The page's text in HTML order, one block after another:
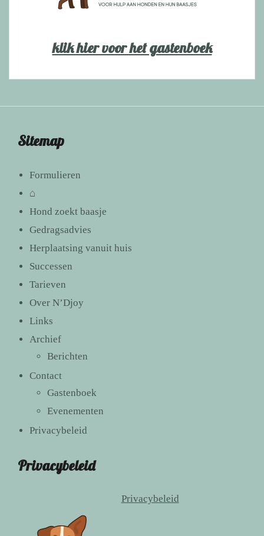
klik hier voor het gastenboek
Sitemap
Formulieren
⌂
Hond zoekt baasje
Gedragsadvies
Herplaatsing vanuit huis
Successen
Tarieven
Over N’Djoy
Links
Archief
Berichten
Contact
Gastenboek
Evenementen
Privacybeleid
Privacybeleid
Privacybeleid